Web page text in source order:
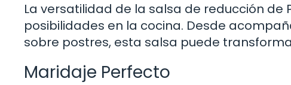
La versatilidad de la salsa de reducción de
posibilidades en la cocina. Desde
sobre postres, esta salsa puede
Maridaje Perfecto